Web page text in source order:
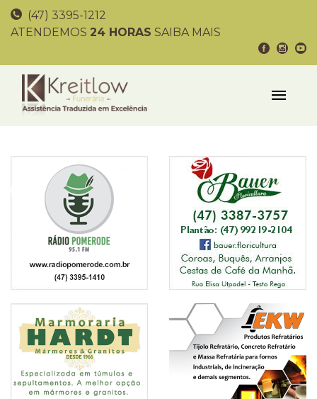
(47) 3395-1212
ATENDEMOS 24 HORAS SAIBA MAIS